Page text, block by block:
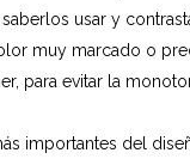
usar y
muy marcado o
para evitar la
importantes del